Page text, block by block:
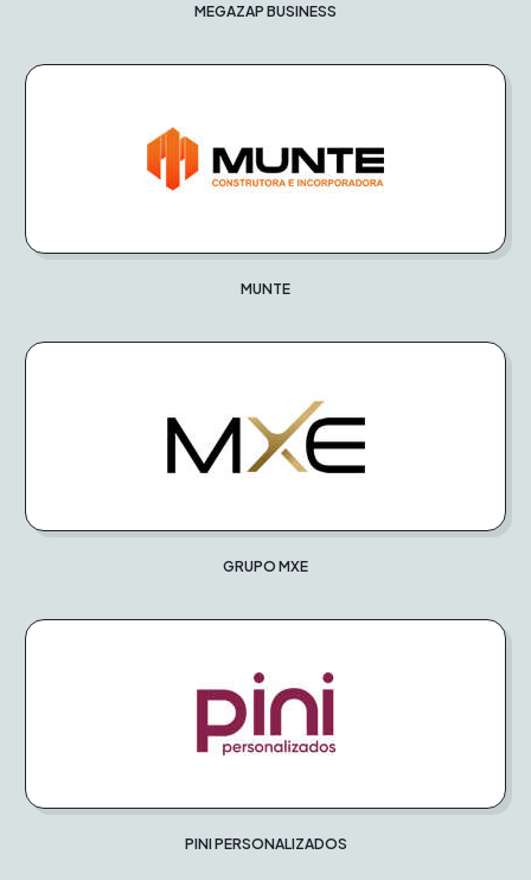
MEGAZAP BUSINESS
MUNTE
GRUPO MXE
PINI PERSONALIZADOS